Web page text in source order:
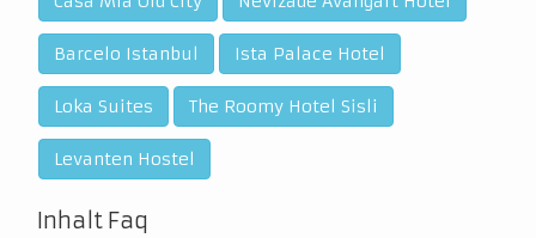
Barcelo Istanbul Ista Palace Hotel
Loka Suites The Roomy Hotel Sisli
Levanten Hostel
Inhalt Faq